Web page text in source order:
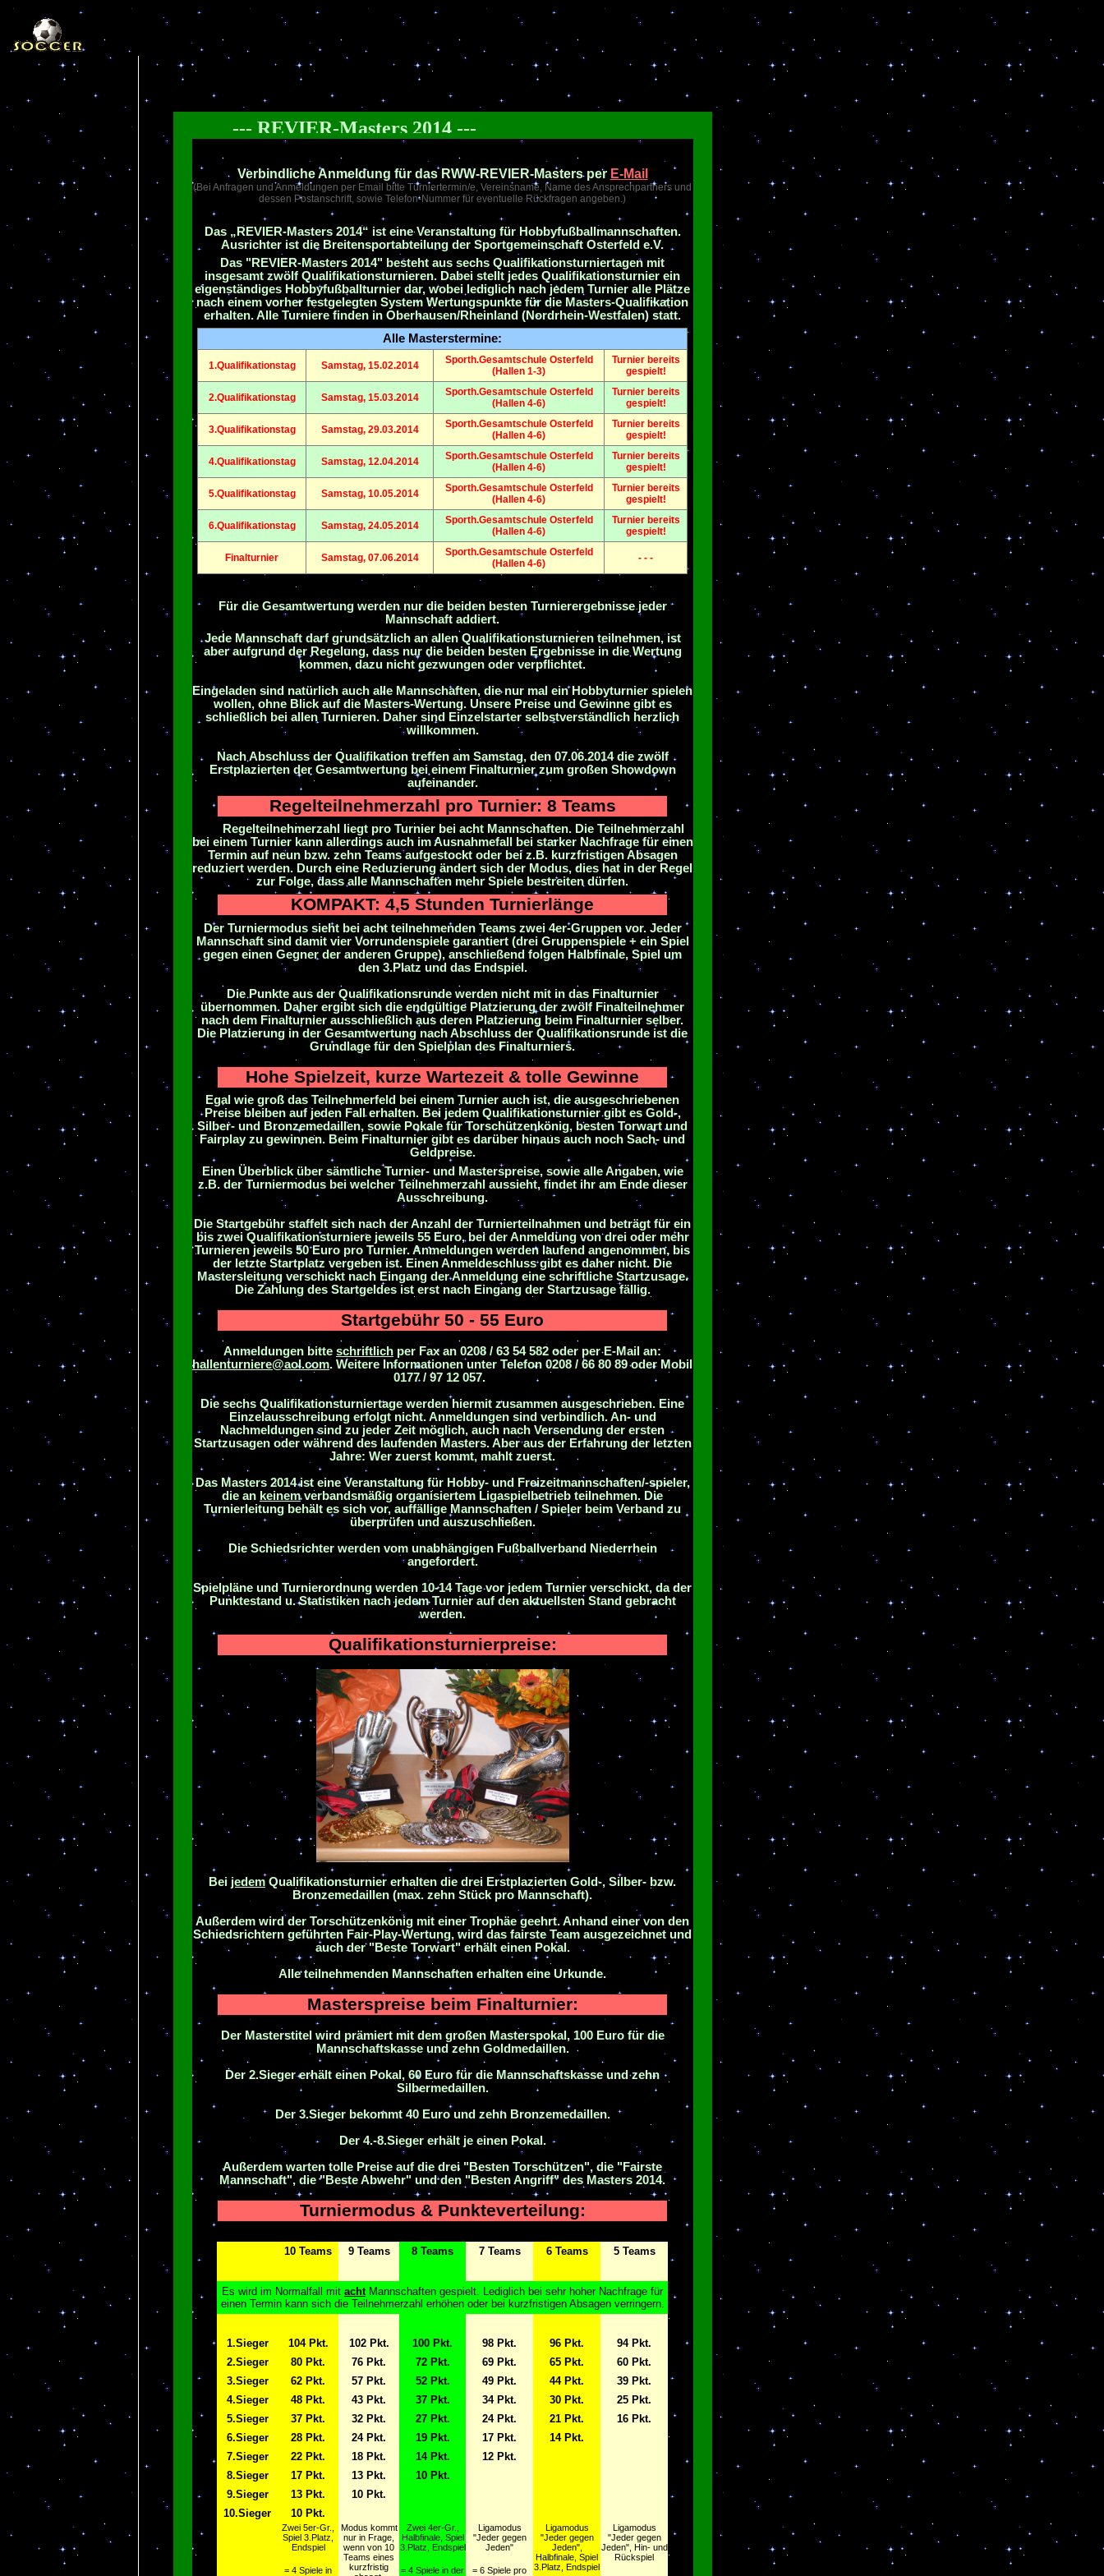
CCC
--- REVIER-Masters 2014 ---
Verbindliche Anmeldung für das RWW-REVIER-Masters per E-Mail
(Bei Anfragen und Anmeldungen per Email bitte Turniertermin/e, Vereinsname, Name des Ansprechpartners und
dessen Postanschrift, sowie Telefon-Nummer für eventuelle Rückfragen angeben.)
Das „REVIER-Masters 2014“ ist eine Veranstaltung für Hobbyfußballmannschaften.
Ausrichter ist die Breitensportabteilung der Sportgemeinschaft Osterfeld e.V.
Das "REVIER-Masters 2014" besteht aus sechs Qualifikationsturniertagen mit
insgesamt zwölf Qualifikationsturnieren. Dabei stellt jedes Qualifikationsturnier ein
eigenständiges Hobbyfußballturnier dar, wobei lediglich nach jedem Turnier alle Plätze
nach einem vorher festgelegten System Wertungspunkte für die Masters-Qualifikation
erhalten.Alle Turniere finden in Oberhausen/Rheinland (Nordrhein-Westfalen) statt.
Alle Masterstermine:
1.Qualifikationstag Samstag, 15.02.2014
Sporth.Gesamtschule Osterfeld
(Hallen 1-3)
Turnier bereits
gespielt!
2.Qualifikationstag Samstag, 15.03.2014
Sporth.Gesamtschule Osterfeld
(Hallen 4-6)
Turnier bereits
gespielt!
3.Qualifikationstag Samstag, 29.03.2014
Sporth.Gesamtschule Osterfeld
(Hallen 4-6)
Turnier bereits
gespielt!
4.Qualifikationstag Samstag, 12.04.2014
Sporth.Gesamtschule Osterfeld
(Hallen 4-6)
Turnier bereits
gespielt!
5.Qualifikationstag Samstag, 10.05.2014
Sporth.Gesamtschule Osterfeld
(Hallen 4-6)
Turnier bereits
gespielt!
6.Qualifikationstag Samstag, 24.05.2014
Sporth.Gesamtschule Osterfeld
(Hallen 4-6)
Turnier bereits
gespielt!
Finalturnier Samstag, 07.06.2014
Sporth.Gesamtschule Osterfeld
(Hallen 4-6)
- - -
Für die Gesamtwertung werden nur die beiden besten Turnierergebnisse jeder
Mannschaft addiert.
Jede Mannschaft darf grundsätzlich an allen Qualifikationsturnieren teilnehmen, ist
aber aufgrund der Regelung, dass nur die beiden besten Ergebnisse in die Wertung
kommen, dazu nicht gezwungen oder verpflichtet.
Eingeladen sind natürlich auch alle Mannschaften, die nur mal ein Hobbyturnier spielen
wollen, ohne Blick auf die Masters-Wertung. Unsere Preise und Gewinne gibt es
schließlich bei allen Turnieren. Daher sind Einzelstarter selbstverständlich herzlich
willkommen.
Nach Abschluss der Qualifikation treffen am Samstag, den 07.06.2014 die zwölf
Erstplazierten der Gesamtwertung bei einem Finalturnier zum großen Showdown
aufeinander.
Regelteilnehmerzahl pro Turnier: 8 Teams
Regelteilnehmerzahl liegt pro Turnier bei acht Mannschaften. Die Teilnehmerzahl
bei einem Turnier kann allerdings auch im Ausnahmefall bei starker Nachfrage für einen
Termin auf neun bzw. zehn Teams aufgestockt oder bei z.B. kurzfristigen Absagen
reduziert werden. Durch eine Reduzierung ändert sich der Modus, dies hat in der Regel
zur Folge, dass alle Mannschaften mehr Spiele bestreiten dürfen.
KOMPAKT: 4,5 Stunden Turnierlänge
Der Turniermodus sieht bei acht teilnehmenden Teams zwei 4er-Gruppen vor. Jeder
Mannschaft sind damit vier Vorrundenspiele garantiert (drei Gruppenspiele + ein Spiel
gegen einen Gegner der anderen Gruppe), anschließend folgen Halbfinale, Spiel um
den 3.Platz und das Endspiel.
Die Punkte aus der Qualifikationsrunde werden nicht mit in das Finalturnier
übernommen. Daher ergibt sich die endgültige Platzierung der zwölf Finalteilnehmer
nach dem Finalturnier ausschließlich aus deren Platzierung beim Finalturnier selber.
Die Platzierung in der Gesamtwertung nach Abschluss der Qualifikationsrunde ist die
Grundlage für den Spielplan des Finalturniers.
Hohe Spielzeit, kurze Wartezeit & tolle Gewinne
Egal wie groß das Teilnehmerfeld bei einem Turnier auch ist, die ausgeschriebenen
Preise bleiben auf jeden Fall erhalten. Bei jedem Qualifikationsturnier gibt es Gold-,
Silber- und Bronzemedaillen, sowie Pokale für Torschützenkönig, besten Torwart und
Fairplay zu gewinnen. Beim Finalturnier gibt es darüber hinaus auch noch Sach- und
Geldpreise.
Einen Überblick über sämtliche Turnier- und Masterspreise, sowie alle Angaben, wie
z.B. der Turniermodus bei welcher Teilnehmerzahl aussieht, findet ihr am Ende dieser
Ausschreibung.
Die Startgebühr staffelt sich nach der Anzahl der Turnierteilnahmen und beträgt für ein
bis zwei Qualifikationsturniere jeweils 55 Euro, bei der Anmeldung von drei oder mehr
Turnieren jeweils 50 Euro pro Turnier. Anmeldungen werden laufend angenommen, bis
der letzte Startplatz vergeben ist. Einen Anmeldeschluss gibt es daher nicht. Die
Mastersleitung verschickt nach Eingang der Anmeldung eine schriftliche Startzusage.
Die Zahlung des Startgeldes ist erst nach Eingang der Startzusage fällig.
Startgebühr 50 - 55 Euro
Anmeldungen bitte schriftlich per Fax an 0208 / 63 54 582 oder per E-Mail an:
hallenturniere@aol.com. Weitere Informationen unter Telefon 0208 / 66 80 89 oder Mobil
0177 / 97 12 057.
Die sechs Qualifikationsturniertage werden hiermit zusammen ausgeschrieben. Eine
Einzelausschreibung erfolgt nicht. Anmeldungen sind verbindlich. An- und
Nachmeldungen sind zu jeder Zeit möglich, auch nach Versendung der ersten
Startzusagen oder während des laufenden Masters. Aber aus der Erfahrung der letzten
Jahre: Wer zuerst kommt, mahlt zuerst.
Das Masters 2014 ist eine Veranstaltung für Hobby- und Freizeitmannschaften/-spieler,
die an keinemverbandsmäßig organisiertem Ligaspielbetrieb teilnehmen. Die
Turnierleitung behält es sich vor, auffällige Mannschaften / Spieler beim Verband zu
überprüfen und auszuschließen.
Die Schiedsrichter werden vom unabhängigen Fußballverband Niederrhein
angefordert.
Spielpläne und Turnierordnung werden 10-14 Tage vor jedem Turnier verschickt, da der
Punktestand u. Statistiken nach jedem Turnier auf den aktuellsten Stand gebracht
werden.
Qualifikationsturnierpreise:
Bei jedem Qualifikationsturnier erhalten die drei Erstplazierten Gold-, Silber- bzw.
Bronzemedaillen (max. zehn Stück pro Mannschaft).
Außerdem wird der Torschützenkönig mit einer Trophäe geehrt. Anhand einer von den
Schiedsrichtern geführten Fair-Play-Wertung, wird das fairste Team ausgezeichnet und
auch der "Beste Torwart" erhält einen Pokal.
Alle teilnehmenden Mannschaften erhalten eine Urkunde.
Masterspreise beim Finalturnier:
Der Masterstitel wird prämiert mit dem großen Masterspokal, 100 Euro für die
Mannschaftskasse und zehn Goldmedaillen.
Der 2.Sieger erhält einen Pokal, 60 Euro für die Mannschaftskasse und zehn
Silbermedaillen.
Der 3.Sieger bekommt 40 Euro und zehn Bronzemedaillen.
Der 4.-8.Sieger erhält je einen Pokal.
Außerdem warten tolle Preise auf die drei "Besten Torschützen", die "Fairste
Mannschaft", die "Beste Abwehr" und den "Besten Angriff" des Masters 2014.
Turniermodus & Punkteverteilung:
10 Teams 9 Teams 8 Teams 7 Teams 6 Teams 5 Teams
Es wird im Normalfall mit achtMannschaften gespielt. Lediglich bei sehr hoher Nachfrage für
einen Termin kann sich die Teilnehmerzahl erhöhen oder bei kurzfristigen Absagen verringern.
1.Sieger 104 Pkt. 102 Pkt. 100 Pkt. 98 Pkt. 96 Pkt.
94 Pkt.
2.Sieger
80 Pkt. 76 Pkt. 72 Pkt. 69 Pkt. 65 Pkt.
60 Pkt.
3.Sieger
62 Pkt. 57 Pkt. 52 Pkt. 49 Pkt. 44 Pkt.
39 Pkt.
4.Sieger
48 Pkt. 43 Pkt. 37 Pkt. 34 Pkt. 30 Pkt.
25 Pkt.
5.Sieger
37 Pkt. 32 Pkt. 27 Pkt. 24 Pkt. 21 Pkt.
16 Pkt.
6.Sieger
28 Pkt. 24 Pkt. 19 Pkt. 17 Pkt.
14 Pkt.
7.Sieger
22 Pkt. 18 Pkt. 14 Pkt.
12 Pkt.
8.Sieger
17 Pkt. 13 Pkt.
10 Pkt.
9.Sieger
13 Pkt.
10 Pkt.
10.Sieger
10 Pkt.
Zwei 5er-Gr.,
Spiel 3.Platz,
Endspiel
= 4 Spiele in
Modus kommt
nur in Frage,
wenn von 10
Teams eines
kurzfristig
Zwei 4er-Gr.,
Halbfinale, Spiel
3.Platz, Endspiel
= 4 Spiele in der
Ligamodus
"Jeder gegen
Jeden"
= 6 Spiele pro
Ligamodus
"Jeder gegen
Jeden",
Halbfinale, Spiel
3.Platz, Endspiel
Ligamodus
"Jeder gegen
Jeden", Hin- und
Rückspiel